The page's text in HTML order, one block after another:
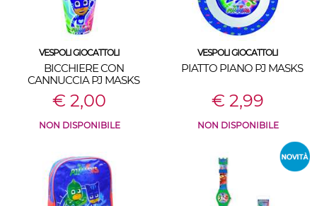
VESPOLI GIOCATTOLI
BICCHIERE CON
CANNUCCIA PJ MASKS
€ 2,00
NON DISPONIBILE
VESPOLI GIOCATTOLI
PIATTO PIANO PJ MASKS
€ 2,99
NON DISPONIBILE